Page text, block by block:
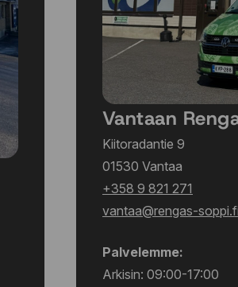
Vantaan
Kiitoradantie 9
01530 Vantaa
+358 9 821 271
vantaa@rengas-
Palvelemme:
Arkisin: 09:00-17:00